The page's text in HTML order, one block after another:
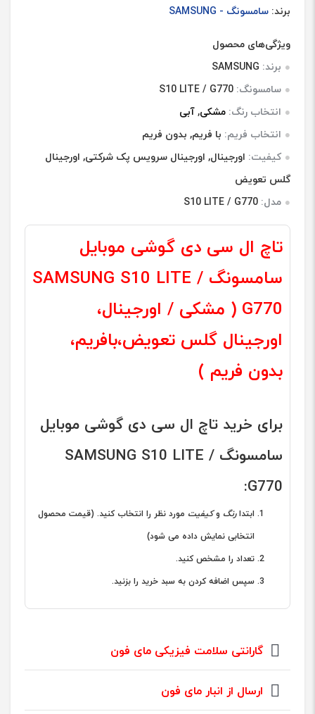
برند: سامسونگ - SAMSUNG
ویژگی‌های محصول
برند: SAMSUNG
سامسونگ: S10 LITE / G770
انتخاب رنگ: مشکی, آبی
انتخاب فریم: با فریم, بدون فریم
کیفیت: اورجینال, اورجینال سرویس پک شرکتی, اورجینال
گلس تعویض
مدل: S10 LITE / G770
‫تاچ ال سی دی گوشی موبایل
سامسونگ SAMSUNG S10 LITE /
G770 ( مشکی / اورجینال،
اورجینال گلس تعویض،بافریم،
بدون فریم )
برای خرید ‫تاچ ال سی دی گوشی موبایل
سامسونگ SAMSUNG S10 LITE /
G770:
ابتدارنگ وکیفیت مورد نظر را انتخاب کنید. (قیمت محصول
انتخابی نمایش داده می شود)
تعداد را مشخص کنید.
سپس اضافه کردن به سبد خرید را بزنید.
گارانتی سلامت فیزیکی مای فون
ارسال از انبار مای فون